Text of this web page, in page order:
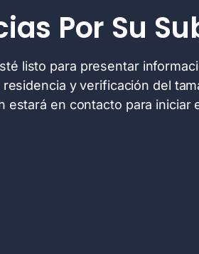
Por Su
listo para presentar
y verificación del
estará en contacto para iniciar